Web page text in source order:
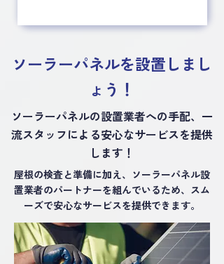
ソーラーパネルを設置しまし
ょう！
ソーラーパネルの設置業者への手配、一
流スタッフによる安心なサービスを提供
します！
屋根の検査と準備に加え、ソーラーパネル設
置業者のパートナーを組んでいるため、スム
ーズで安心なサービスを提供できます。